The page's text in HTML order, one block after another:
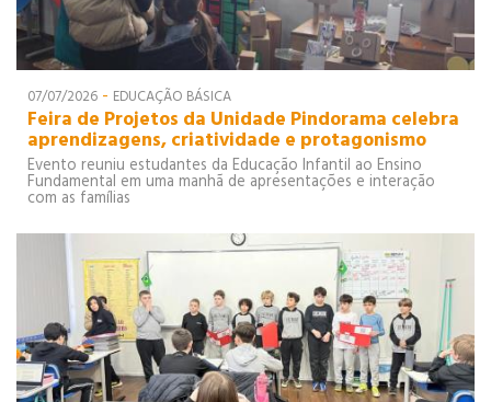
07/07/2026 - EDUCAÇÃO BÁSICA
Feira de Projetos da Unidade Pindorama celebra
aprendizagens, criatividade e protagonismo
Evento reuniu estudantes da Educação Infantil ao Ensino
Fundamental em uma manhã de apresentações e interação
com as famílias